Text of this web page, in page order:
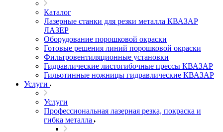
Каталог
Лазерные станки для резки металла КВАЗАР
ЛАЗЕР
Оборудование порошковой окраски
Готовые решения линий порошковой окраски
Фильтровентиляционные установки
Гидравлические листогибочные прессы КВАЗАР
Гильотинные ножницы гидравлические КВАЗАР
Услуги
Услуги
Профессиональная лазерная резка, покраска и
гибка металла